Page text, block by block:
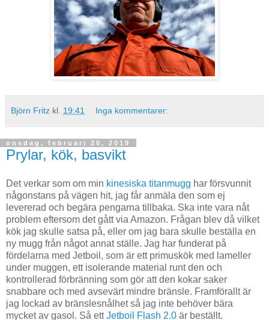
Björn Fritz kl. 19:41 Inga kommentarer:
onsdag, februari 20, 2019
Prylar, kök, basvikt
Det verkar som om min kinesiska titanmugg har försvunnit
någonstans på vägen hit, jag får anmäla den som ej
levererad och begära pengarna tillbaka. Ska inte vara nåt
problem eftersom det gått via Amazon. Frågan blev då vilket
kök jag skulle satsa på, eller om jag bara skulle beställa en
ny mugg från något annat ställe. Jag har funderat på
fördelarna med Jetboil, som är ett primuskök med lameller
under muggen, ett isolerande material runt den och
kontrollerad förbränning som gör att den kokar saker
snabbare och med avsevärt mindre bränsle. Framförallt är
jag lockad av bränslesnålhet så jag inte behöver bära
mycket av gasol. Så ettJetboil Flash 2.0 är beställt.